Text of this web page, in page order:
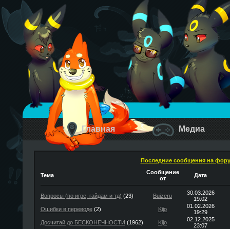
Главная Медиа
Последние сообщения на
Тема
Сообщение
от
Дата
Вопросы (по игре, гайдам и тд) (23) Buizeru
30.03.2026
19:02
Ошибки в переводе(2) Kijo
01.02.2026
19:29
Досчитай до БЕСКОНЕЧНОСТИ (1962) Kijo
02.12.2025
23:07